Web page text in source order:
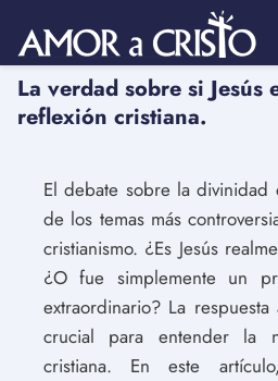
La verdad sobre si Jesús
reflexión cristiana.
El debate sobre la divinidad
de los temas más
cristianismo. ¿Es Jesús
¿O fue simplemente un
extraordinario? La
crucial para entender la
cristiana. En este